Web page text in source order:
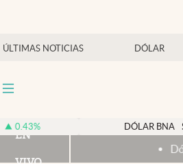
ÚLTIMAS NOTICIAS DÓLAR
Mercados Online
Otras seccionesDÓLAR BNA $ 1520
EN
Dólar hoy y